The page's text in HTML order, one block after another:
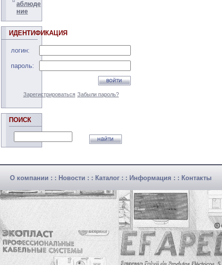
аблюде
ние
ИДЕНТИФИКАЦИЯ
логин:
пароль:
Зарегистрироваться Забыли пароль?
ПОИСК
О компании : : Новости : : Каталог : : Информация : : Контакты